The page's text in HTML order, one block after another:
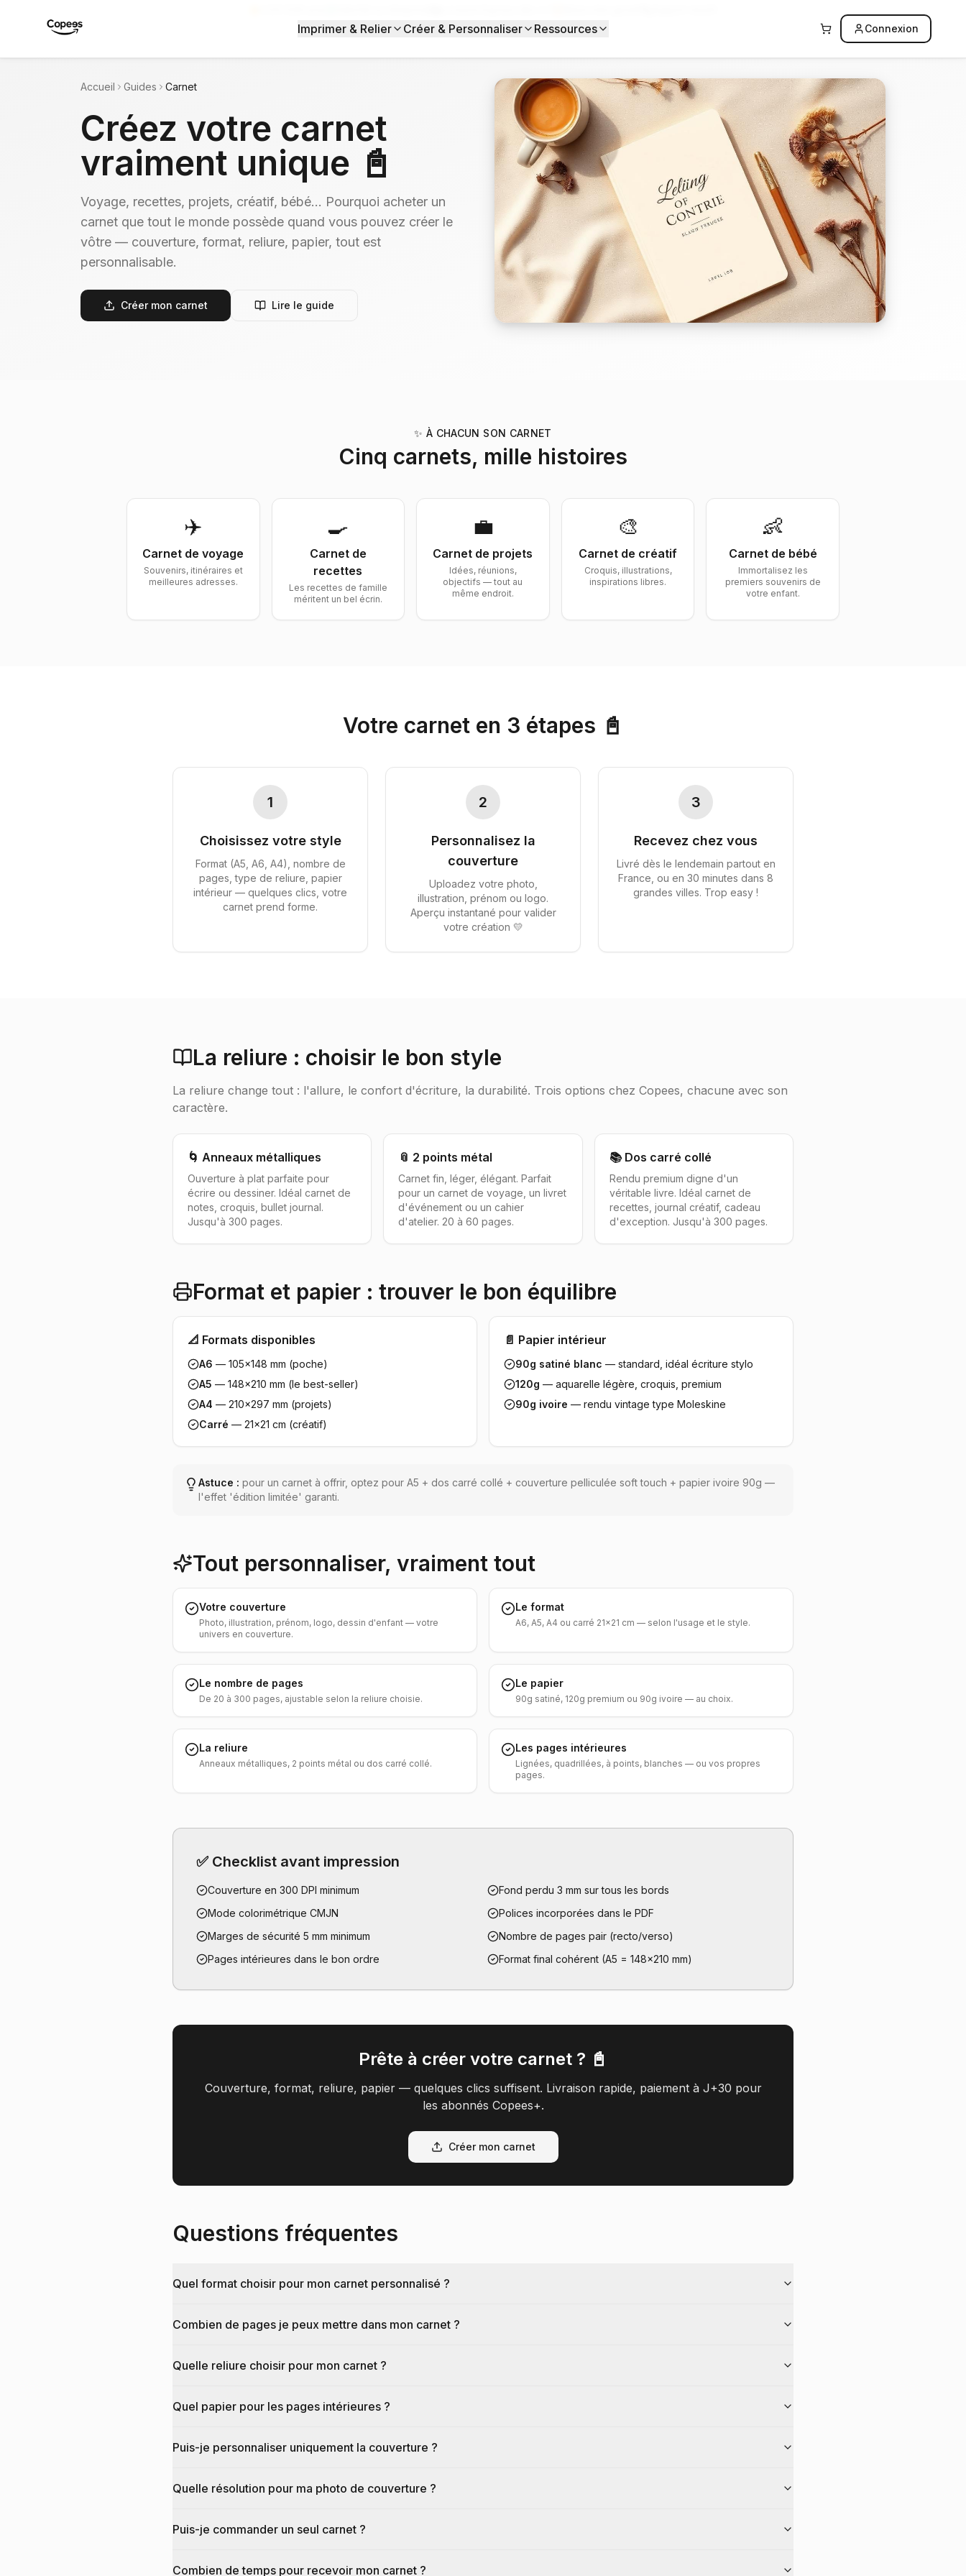
Imprimer & Relier Créer & Personnaliser Ressources Connexion
Accueil Guides Carnet
Créez votre carnet
vraiment unique 📓
Voyage, recettes, projets, créatif, bébé… Pourquoi acheter un
carnet que tout le monde possède quand vous pouvez créer le
vôtre — couverture, format, reliure, papier, tout est
personnalisable.
Créer mon carnet Lire le guide
✨ À CHACUN SON CARNET
Cinq carnets, mille histoires
✈️
Carnet devoyage
Souvenirs, itinéraires et
meilleures adresses.
🍳
Carnet de
recettes
Les recettes de famille
méritent un bel écrin.
💼
Carnet de projets
Idées, réunions,
objectifs — tout au
même endroit.
🎨
Carnet de créatif
Croquis, illustrations,
inspirations libres.
👶
Carnet de bébé
Immortalisez les
premiers souvenirs de
votre enfant.
Votre carnet en 3 étapes 📓
1
Choisissez votre style
Format (A5, A6, A4), nombre de
pages, type de reliure, papier
intérieur — quelques clics, votre
carnet prend forme.
2
Personnalisez la
couverture
Uploadez votre photo,
illustration, prénom ou logo.
Aperçu instantané pour valider
votre création 💛
3
Recevez chez vous
Livré dès le lendemain partout en
France, ou en 30 minutes dans 8
grandes villes. Trop easy !
La reliure : choisir le bon style
La reliure change tout : l'allure, le confort d'écriture, la durabilité. Trois options chez Copees, chacune avec son
caractère.
🌀 Anneaux métalliques
Ouverture à plat parfaite pour
écrire ou dessiner. Idéal carnet de
notes, croquis, bullet journal.
Jusqu'à 300 pages.
📎 2 points métal
Carnet fin, léger, élégant. Parfait
pour un carnet de voyage, un livret
d'événement ou un cahier
d'atelier. 20 à 60 pages.
📚 Dos carré collé
Rendu premium digne d'un
véritable livre. Idéal carnet de
recettes, journal créatif, cadeau
d'exception. Jusqu'à 300 pages.
Format et papier : trouver le bon équilibre
📐 Formats disponibles
A6 — 105×148 mm (poche)
A5 — 148×210 mm (le best-seller)
A4 — 210×297 mm (projets)
Carré — 21×21 cm (créatif)
📄 Papier intérieur
90g satiné blanc — standard, idéal écriture stylo
120g — aquarelle légère, croquis, premium
90g ivoire — rendu vintage type Moleskine
Astuce : pour un carnet à offrir, optez pour A5 + dos carré collé + couverture pelliculée soft touch + papier ivoire 90g —
l'effet 'édition limitée' garanti.
Tout personnaliser, vraiment tout
Votre couverture
Photo, illustration, prénom, logo, dessin d'enfant — votre
univers en couverture.
Le format
A6, A5, A4 ou carré 21×21 cm — selon l'usage et le style.
Le nombre de pages
De 20 à 300 pages, ajustable selon la reliure choisie.
Le papier
90g satiné, 120g premium ou 90g ivoire — au choix.
La reliure
Anneaux métalliques, 2 points métal ou dos carré collé.
Les pages intérieures
Lignées, quadrillées, à points, blanches — ou vos propres
pages.
✅ Checklist avant impression
Couverture en 300 DPI minimum
Fond perdu 3 mm sur tous les bords
Mode colorimétrique CMJN
Polices incorporées dans le PDF
Marges de sécurité 5 mm minimum
Nombre de pages pair (recto/verso)
Pages intérieures dans le bon ordre
Format final cohérent (A5 = 148×210 mm)
Prête à créer votre carnet ? 📓
Couverture, format, reliure, papier — quelques clics suffisent. Livraison rapide, paiement à J+30 pour
les abonnés Copees+.
Créer mon carnet
Questions fréquentes
Quel format choisir pour mon carnet personnalisé ?
Combien de pages je peux mettre dans mon carnet ?
Quelle reliure choisir pour mon carnet ?
Quel papier pour les pages intérieures ?
Puis-je personnaliser uniquement la couverture ?
Quelle résolution pour ma photo de couverture ?
Puis-je commander un seul carnet ?
Combien de temps pour recevoir mon carnet ?